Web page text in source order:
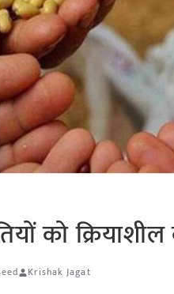
को
Krishak Jagat